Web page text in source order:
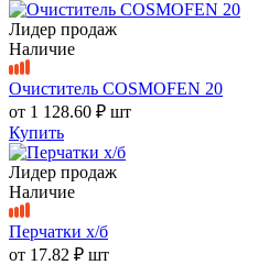
Лидер продаж
Наличие
Очиститель COSMOFEN 20
от 1 128.60 ₽ шт
Купить
Лидер продаж
Наличие
Перчатки х/б
от 17.82 ₽ шт